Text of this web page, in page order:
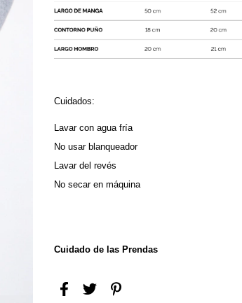
Cuidados:
Lavar con agua fría
No usar blanqueador
Lavar del revés
No secar en máquina
Cuidado de las Prendas